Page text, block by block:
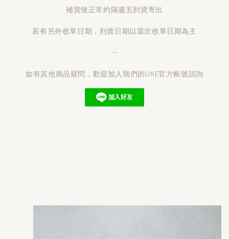
補貨後正常約隔週五到貨寄出
若有另外收單日期，到貨日期以當次收單日期為主
---
如有其他商品疑問，歡迎加入我們的LINE官方帳號諮詢